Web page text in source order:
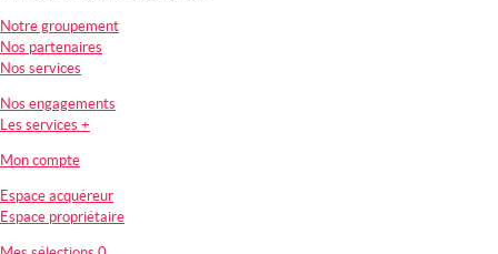
Notre groupement
Nos partenaires
Nos services
Nos engagements
Les services +
Mon compte
Espace acquéreur
Espace propriétaire